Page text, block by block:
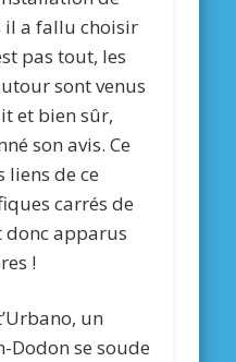
il a fallu choisir
pas tout, les
sont venus
et bien sûr,
son avis. Ce
liens de ce
carrés de
donc apparus
!
un
Dodon se soude